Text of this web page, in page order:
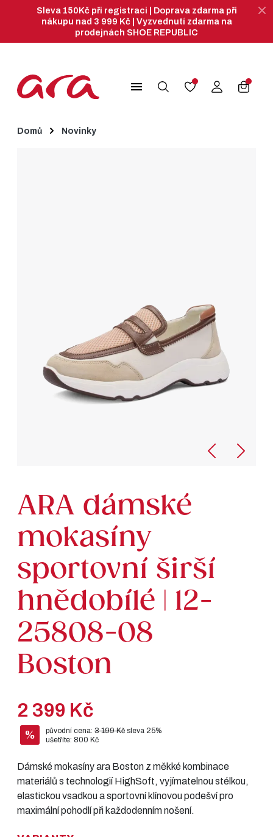
Sleva 150Kč při registraci | Doprava zdarma při
nákupu nad 3 999 Kč | Vyzvednutí zdarma na
prodejnách SHOE REPUBLIC
menu
Domů Novinky
ARA dámské
mokasíny
sportovní širší
hnědobílé | 12-
25808-08
Boston
2 399 Kč
% původní cena: 3 199 Kč sleva 25%
ušetříte: 800 Kč
Dámské mokasíny ara Boston z měkké kombinace
materiálů s technologií HighSoft, vyjímatelnou stélkou,
elastickou vsadkou a sportovní klínovou podešví pro
maximální pohodlí při každodenním nošení.